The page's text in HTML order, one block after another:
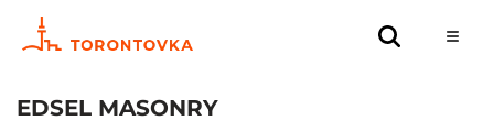
EDSEL MASONRY